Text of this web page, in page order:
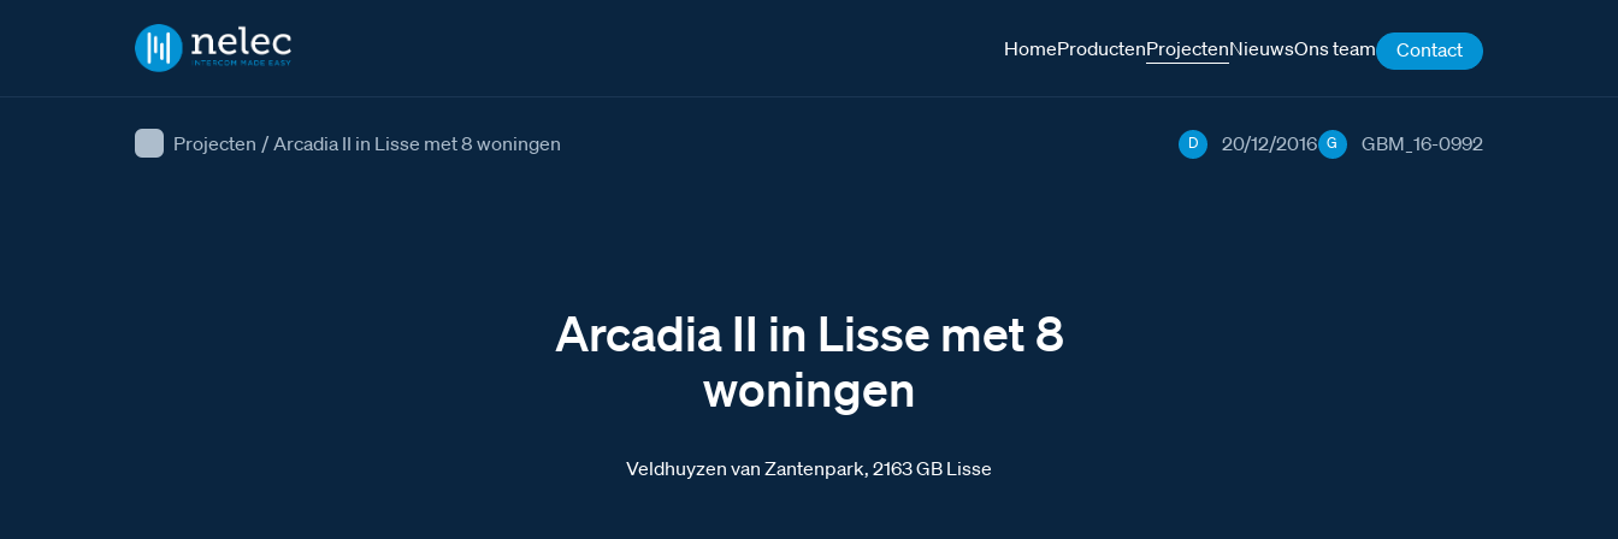
HomeProductenProjectenNieuwsOns team Contact
Projecten / Arcadia II in Lisse met 8 woningen D 20/12/2016 G GBM_16-0992
Arcadia II in Lisse met 8
woningen
Veldhuyzen van Zantenpark, 2163 GB Lisse